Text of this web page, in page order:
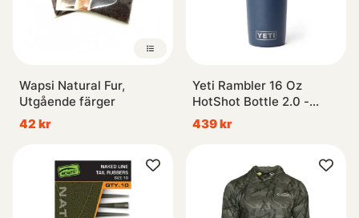
Wapsi Natural Fur,
Utgående färger
42 kr
Yeti Rambler 16 Oz
HotShot Bottle 2.0 -
Navy
439 kr